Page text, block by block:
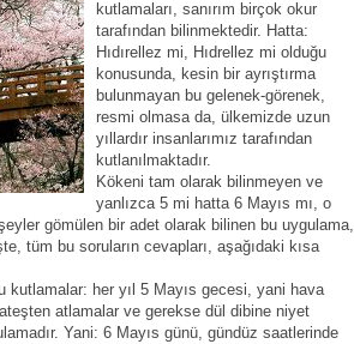
kutlamaları, sanırım birçok okur
tarafından bilinmektedir. Hatta:
Hıdırellez mi, Hıdrellez mi olduğu
konusunda, kesin bir ayrıştırma
bulunmayan bu gelenek-görenek,
resmi olmasa da, ülkemizde uzun
yıllardır insanlarımız tarafından
kutlanılmaktadır.
Kökeni tam olarak bilinmeyen ve
yanlızca 5 mi hatta 6 Mayıs mı, o
gömülen bir adet olarak bilinen bu uygulama,
tüm bu soruların cevapları, aşağıdaki kısa
kutlamalar: her yıl 5 Mayıs gecesi, yani hava
atlamalar ve gerekse dül dibine niyet
Yani: 6 Mayıs günü, gündüz saatlerinde